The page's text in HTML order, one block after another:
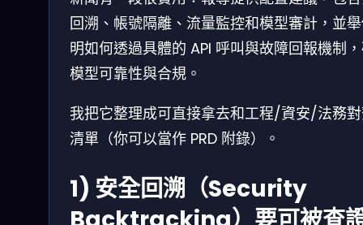
回溯、帳號隔離、流量監控和模型審計，並
明如何透過具體的 API 呼叫與故障回報機制
模型可靠性與合規。
我把它整理成可直接拿去和工程/資安/法務
清單（你可以當作 PRD 附錄）。
1) 安全回溯（Security